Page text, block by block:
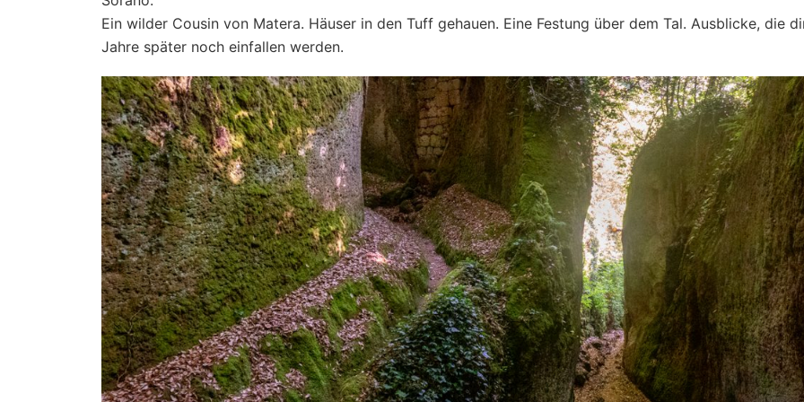
Ein wilder Cousin von Matera. Häuser in den Tuff gehauen. Eine Festung über dem Tal. Ausblicke, die
Jahre später noch einfallen werden.